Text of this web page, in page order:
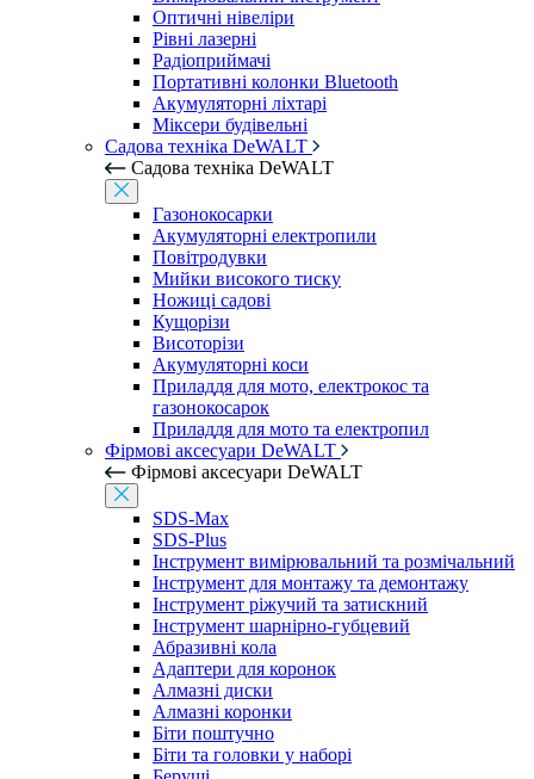
Оптичні нівеліри
Рівні лазерні
Радіоприймачі
Портативні колонки Bluetooth
Акумуляторні ліхтарі
Міксери будівельні
Садова техніка DeWALT
Садова техніка DeWALT
Газонокосарки
Акумуляторні електропили
Повітродувки
Мийки високого тиску
Ножиці садові
Кущорізи
Висоторізи
Акумуляторні коси
Приладдя для мото, електрокос та
газонокосарок
Приладдя для мото та електропил
Фірмові аксесуари DeWALT
Фірмові аксесуари DeWALT
SDS-Max
SDS-Plus
Інструмент вимірювальний та розмічальний
Інструмент для монтажу та демонтажу
Інструмент ріжучий та затискний
Інструмент шарнірно-губцевий
Абразивні кола
Адаптери для коронок
Алмазні диски
Алмазні коронки
Біти поштучно
Біти та головки у наборі